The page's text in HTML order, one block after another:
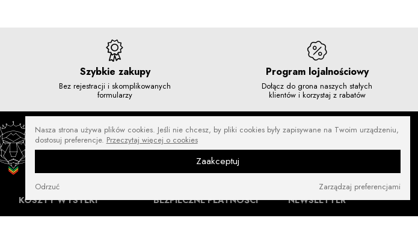
Szybkie zakupy
Bez rejestracji i skomplikowanych
formularzy
Program lojalnościowy
Dołącz do grona naszych stałych
klientów i korzystaj z rabatów
KOSZTY WYSYŁKI BEZPIECZNE PŁATNOŚCI NEWSLETTER
Nasza strona używa plików cookies. Jeśli nie chcesz, by pliki cookies były zapisywane na Twoim urządzeniu,
dostosuj preferencje. Przeczytaj więcej o cookies
Zaakceptuj
Zarządzaj preferencjami
Odrzuć